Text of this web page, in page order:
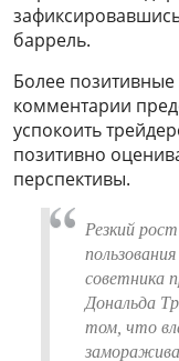
баррель.
Более
комментарии
успокоить
позитивно
перспективы.
Резкий
советника
Дональда
том, что